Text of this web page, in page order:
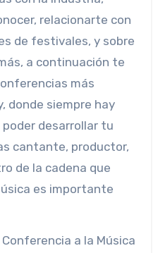
relacionarte con
de festivales, y sobre
a continuación te
más
donde siempre hay
desarrollar tu
cantante, productor,
de la cadena que
es importante
Conferencia a la Música